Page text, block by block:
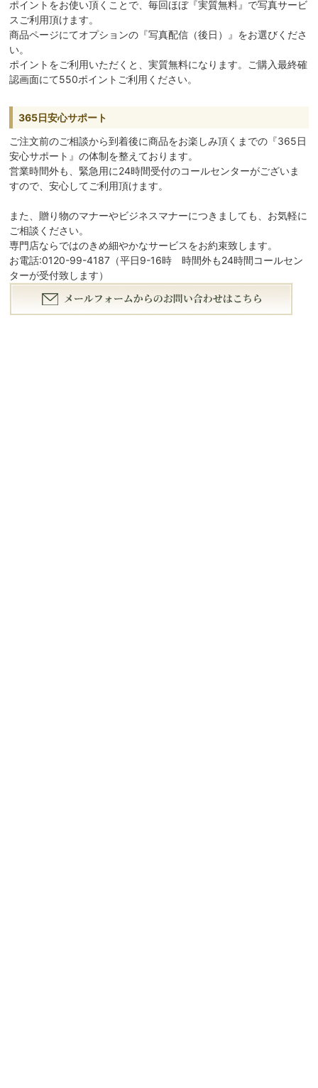
ポイントをお使い頂くことで、毎回ほぼ『実質無料』で写真サービ
スご利用頂けます。
商品ページにてオプションの『写真配信（後日）』をお選びくださ
い。
ポイントをご利用いただくと、実質無料になります。ご購入最終確
認画面にて550ポイントご利用ください。
365日安心サポート
ご注文前のご相談から到着後に商品をお楽しみ頂くまでの『365日
安心サポート』の体制を整えております。
営業時間外も、緊急用に24時間受付のコールセンターがございま
すので、安心してご利用頂けます。
また、贈り物のマナーやビジネスマナーにつきましても、お気軽に
ご相談ください。
専門店ならではのきめ細やかなサービスをお約束致します。
お電話:0120-99-4187（平日9-16時 時間外も24時間コールセン
ターが受付致します）